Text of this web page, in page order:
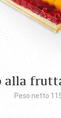
alla
Peso netto